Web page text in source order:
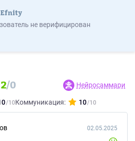
Efnity
не верифицирован
2/0 Нейросаммари
Коммуникация: 10
02.05.2025